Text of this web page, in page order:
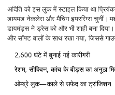
अदिति को इस लुक में स्टाइल किया था
डायमंड नेकलेस और मैचिंग इयररिंग्स चुनीं।
डायमंड्स ने ड्रेस को और भी शाही बना
और सॉफ्ट बालों के साथ रखा गया, जिससे
2,600 घंटे में बुनाई गई कारीगरी
रेशम, सीक्विन, कांच के बीड्स का अनूठा
ओम्ब्रे लुक—काले से सफेद का ट्रांजिशन